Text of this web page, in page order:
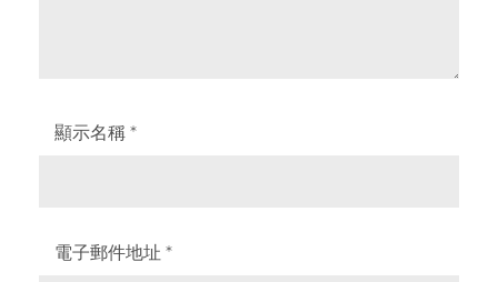
顯示名稱 *
電子郵件地址 *